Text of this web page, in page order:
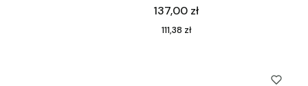
Cena
137,00 zł
Cena
111,38 zł